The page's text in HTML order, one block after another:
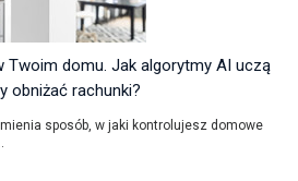
Twoim domu. Jak algorytmy AI uczą
obniżać rachunki?
sposób, w jaki kontrolujesz domowe